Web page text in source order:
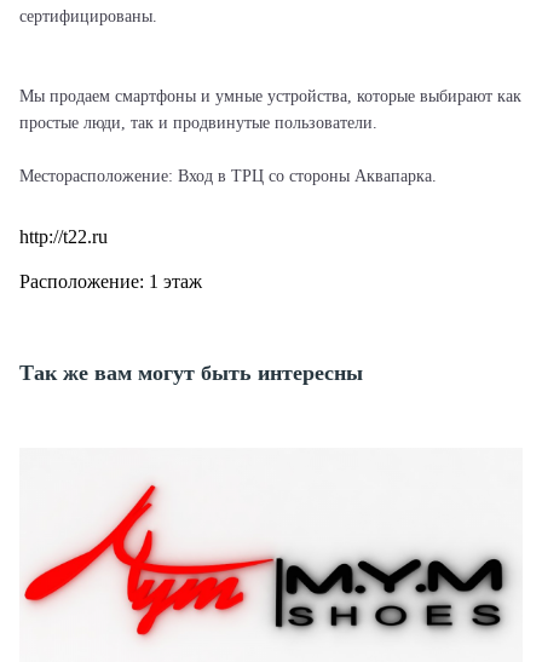
сертифицированы.
Мы продаем смартфоны и умные устройства, которые выбирают как
простые люди, так и продвинутые пользователи.
Месторасположение: Вход в ТРЦ со стороны Аквапарка.
http://t22.ru
Расположение: 1 этаж
Так же вам могут быть интересны